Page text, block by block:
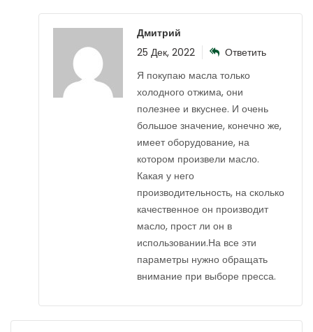
Дмитрий
25 Дек, 2022
Ответить
Я покупаю масла только
холодного отжима, они
полезнее и вкуснее. И очень
большое значение, конечно же,
имеет оборудование, на
котором произвели масло.
Какая у него
производительность, на сколько
качественное он производит
масло, прост ли он в
использовании.На все эти
параметры нужно обращать
внимание при выборе пресса.